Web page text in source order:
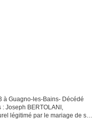
à Guagno-les-Bains- Décédé
Joseph BERTOLANI,
légitimé par le mariage de ses